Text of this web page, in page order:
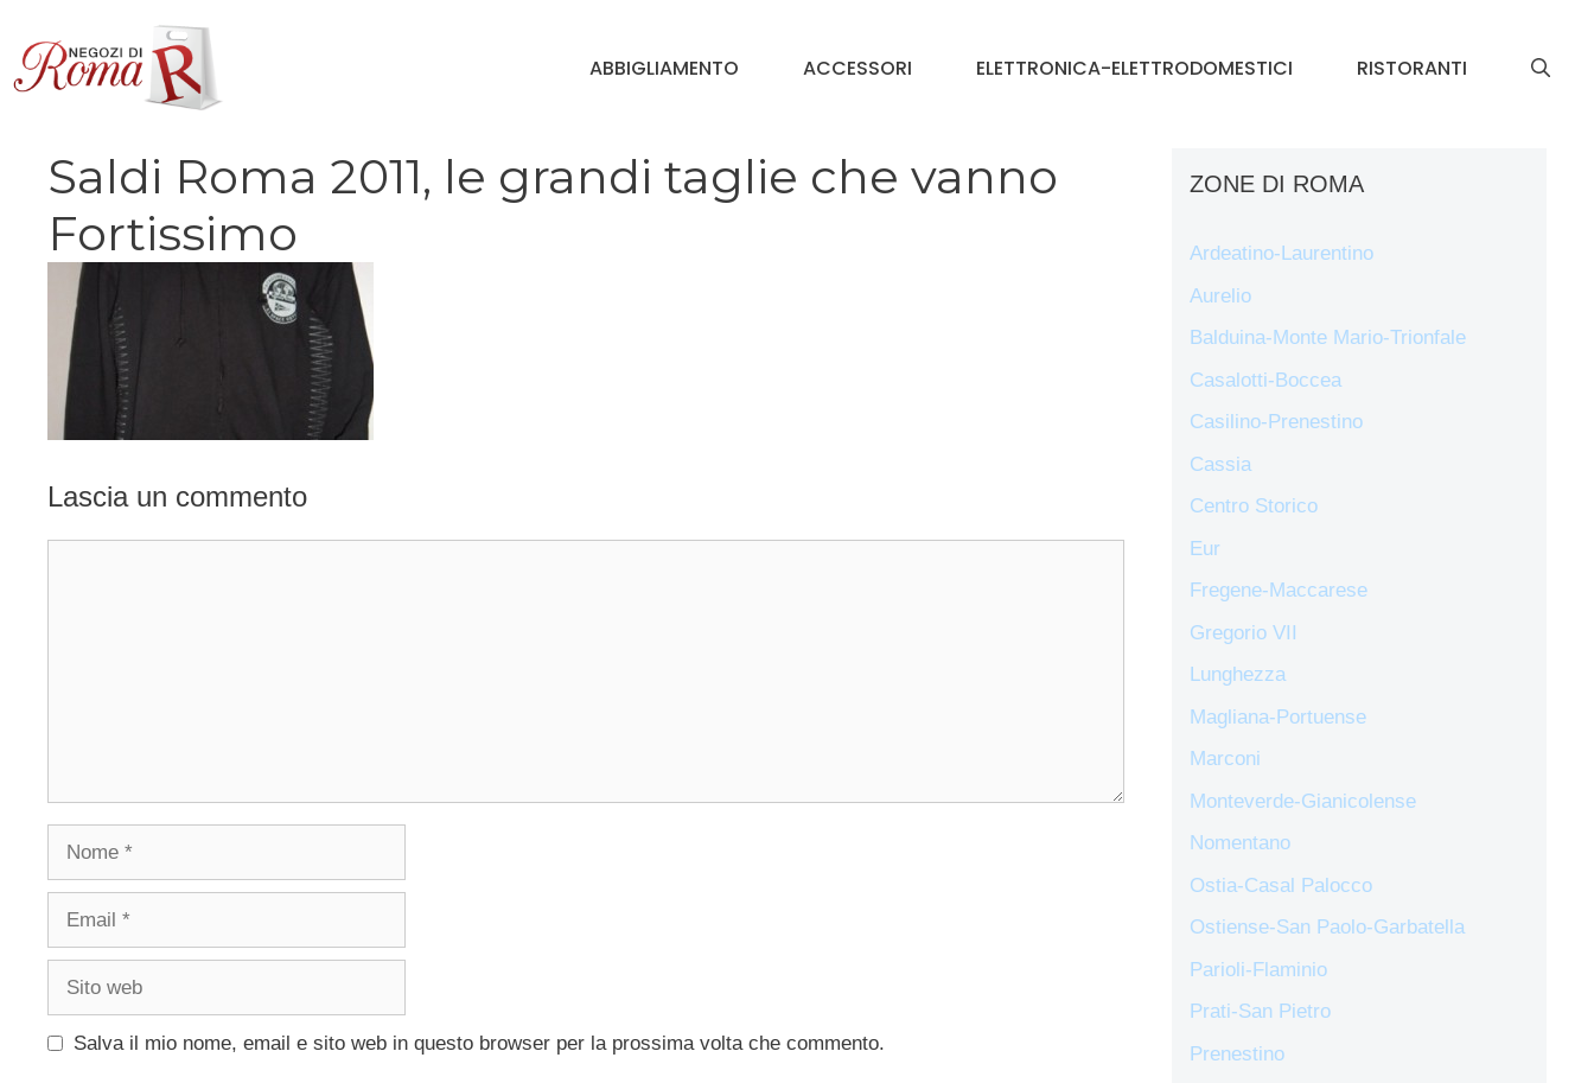
contenuto
ABBIGLIAMENTO ACCESSORI ELETTRONICA-ELETTRODOMESTICI RISTORANTI
Saldi Roma 2011, le grandi taglie che vanno
Fortissimo
Lascia un commento
Nome
Email
Sito
Salva il mio nome, email e sito web in questo browser per la prossima volta che commento.
ZONE DI ROMA
Ardeatino-Laurentino
Aurelio
Balduina-Monte Mario-Trionfale
Casalotti-Boccea
Casilino-Prenestino
Cassia
Centro Storico
Eur
Fregene-Maccarese
Gregorio VII
Lunghezza
Magliana-Portuense
Marconi
Monteverde-Gianicolense
Nomentano
Ostia-Casal Palocco
Ostiense-San Paolo-Garbatella
Parioli-Flaminio
Prati-San Pietro
Prenestino